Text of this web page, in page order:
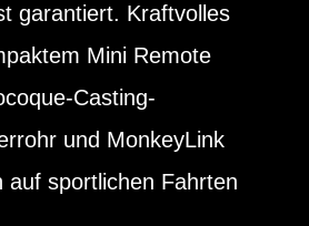
garantiert. Kraftvolles
Mini Remote
Casting-
und MonkeyLink
auf sportlichen Fahrten